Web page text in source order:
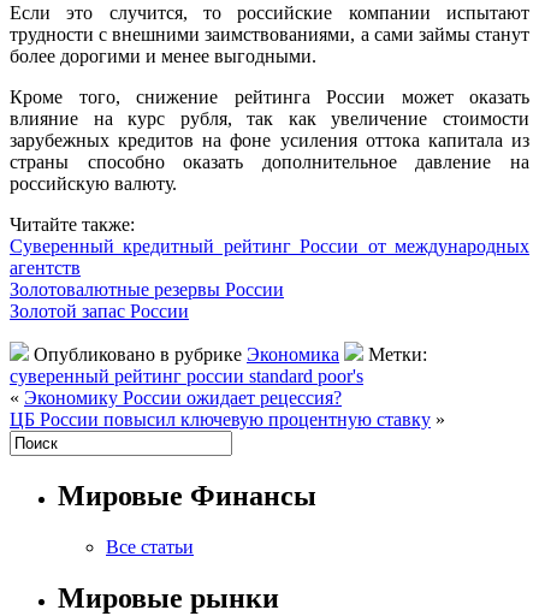
Если это случится, то российские компании испытают
трудности с внешними заимствованиями, а сами займы станут
более дорогими и менее выгодными.
Кроме того, снижение рейтинга России может оказать
влияние на курс рубля, так как увеличение стоимости
зарубежных кредитов на фоне усиления оттока капитала из
страны способно оказать дополнительное давление на
российскую валюту.
Читайте также:
Суверенный кредитный рейтинг России от международных
агентств
Золотовалютные резервы России
Золотой запас России
Опубликовано в рубрике Экономика
Метки:
суверенный рейтинг россии standard poor's
« Экономику России ожидает рецессия?
ЦБ России повысил ключевую процентную ставку »
Мировые Финансы
Все статьи
Мировые рынки